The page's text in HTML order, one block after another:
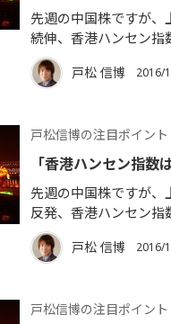
先週の中国株ですが
続伸、香港ハンセン指
戸松 信博 2016/
戸松信博の注目ポイン
「香港ハンセン指数
先週の中国株ですが
反発、香港ハンセン指
戸松 信博 2016/
戸松信博の注目ポイン